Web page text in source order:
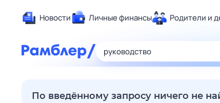
Новости Личные финансы Родители и
Спорт
По введённому запросу ничего не